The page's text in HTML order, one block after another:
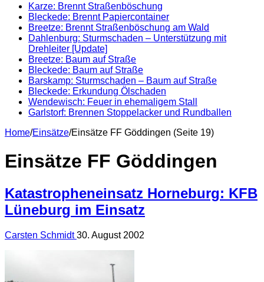
Karze: Brennt Straßenböschung
Bleckede: Brennt Papiercontainer
Breetze: Brennt Straßenböschung am Wald
Dahlenburg: Sturmschaden – Unterstützung mit
Drehleiter [Update]
Breetze: Baum auf Straße
Bleckede: Baum auf Straße
Barskamp: Sturmschaden – Baum auf Straße
Bleckede: Erkundung Ölschaden
Wendewisch: Feuer in ehemaligem Stall
Garlstorf: Brennen Stoppelacker und Rundballen
Home/Einsätze/Einsätze FF Göddingen (Seite 19)
Einsätze FF Göddingen
Katastropheneinsatz Horneburg: KFB
Lüneburg im Einsatz
Carsten Schmidt30. August 2002